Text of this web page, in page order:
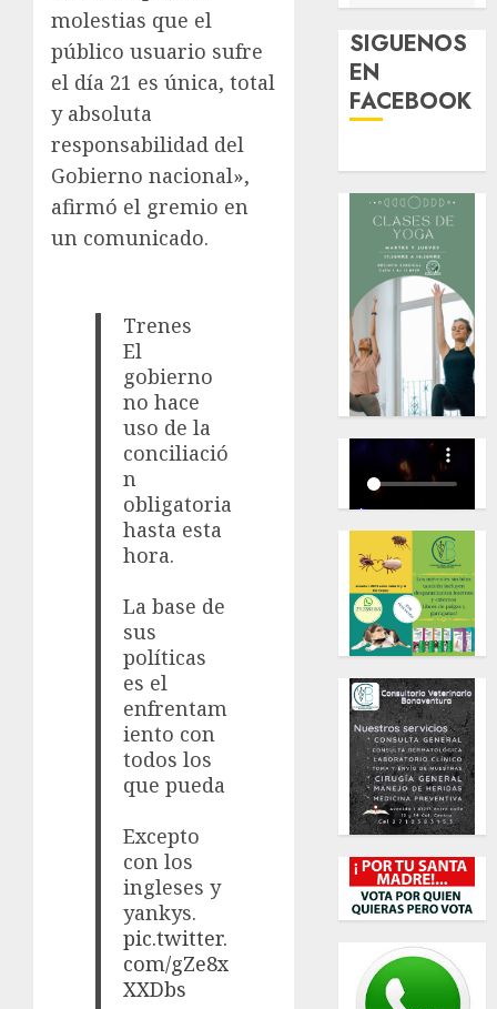
molestias que el
público usuario sufre
el día 21 es única, total
y absoluta
responsabilidad del
Gobierno nacional»,
afirmó el gremio en
un comunicado.
Trenes
El
gobierno
no hace
uso de la
conciliació
n
obligatoria
hasta esta
hora.
La base de
sus
políticas
es el
enfrentam
iento con
todos los
que pueda
Excepto
con los
ingleses y
yankys.
pic.twitter.
com/gZe8x
XXDbs
SIGUENOS
EN
FACEBOOK